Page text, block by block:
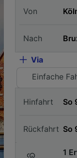
Von
Nach
Via
Einfache
Hinfahrt
Rückfahrt
1